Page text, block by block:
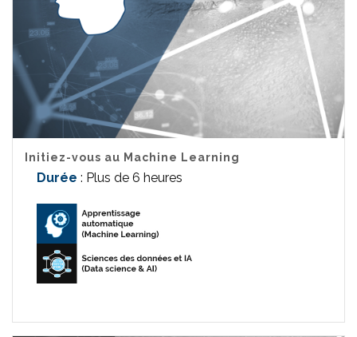
Initiez-vous au Machine Learning
Durée : Plus de 6 heures